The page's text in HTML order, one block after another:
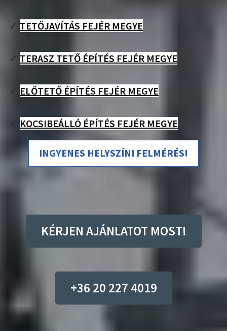
✓ TETŐJAVÍTÁS FEJÉR MEGYE
✓ TERASZ TETŐ ÉPÍTÉS FEJÉR MEGYE
✓ ELŐTETŐ ÉPÍTÉS FEJÉR MEGYE
✓ KOCSIBEÁLLÓ ÉPÍTÉS FEJÉR MEGYE
INGYENES HELYSZÍNI FELMÉRÉS!
KÉRJEN AJÁNLATOT MOST!
+36 20 227 4019